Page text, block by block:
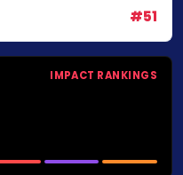
#51
IMPACT RANKINGS